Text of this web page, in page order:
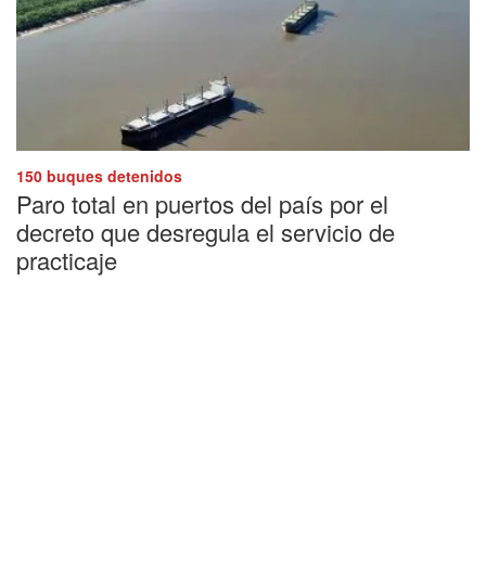
150 buques detenidos
Paro total en puertos del país por el
decreto que desregula el servicio de
practicaje